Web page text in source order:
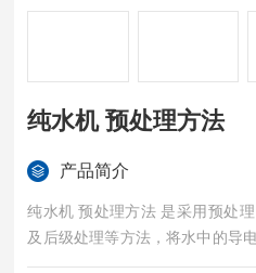
纯水机 预处理方法
产品简介
纯水机 预处理方法 是采用预处理、反渗透技术、超纯化处理以
及后级处理等方法，将水中的导
胶体物质、气体及有机物均去除